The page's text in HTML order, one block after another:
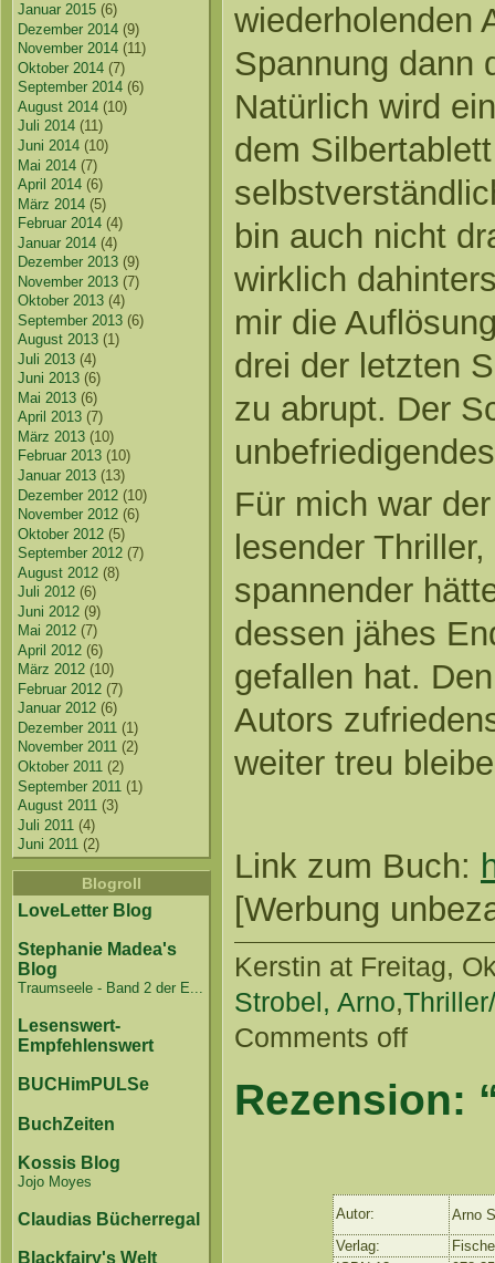
Januar 2015 (6)
Dezember 2014 (9)
November 2014 (11)
Oktober 2014 (7)
September 2014 (6)
August 2014 (10)
Juli 2014 (11)
Juni 2014 (10)
Mai 2014 (7)
April 2014 (6)
März 2014 (5)
Februar 2014 (4)
Januar 2014 (4)
Dezember 2013 (9)
November 2013 (7)
Oktober 2013 (4)
September 2013 (6)
August 2013 (1)
Juli 2013 (4)
Juni 2013 (6)
Mai 2013 (6)
April 2013 (7)
März 2013 (10)
Februar 2013 (10)
Januar 2013 (13)
Dezember 2012 (10)
November 2012 (6)
Oktober 2012 (5)
September 2012 (7)
August 2012 (8)
Juli 2012 (6)
Juni 2012 (9)
Mai 2012 (7)
April 2012 (6)
März 2012 (10)
Februar 2012 (7)
Januar 2012 (6)
Dezember 2011 (1)
November 2011 (2)
Oktober 2011 (2)
September 2011 (1)
August 2011 (3)
Juli 2011 (4)
Juni 2011 (2)
Blogroll
LoveLetter Blog
Stephanie Madea's
Blog
Traumseele - Band 2 der E...
Lesenswert-
Empfehlenswert
BUCHimPULSe
BuchZeiten
Kossis Blog
Jojo Moyes
Claudias Bücherregal
Blackfairy's Welt
wiederholenden
Spannung dann
Natürlich wird
dem
bin auch nicht
wirklich
mir die
drei der letzten
zu abrupt. Der
Für mich war
lesender
spannender
dessen jähes
gefallen hat.
Autors
weiter treu
Link zum Buch:
[Werbung
Kerstin at Freitag,
Strobel, Arno,
Comments off
Rezension:
Autor:
Arno
Verlag: